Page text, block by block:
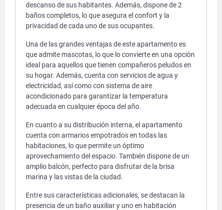
descanso de sus habitantes. Además, dispone de 2
baños completos, lo que asegura el confort y la
privacidad de cada uno de sus ocupantes.
Una de las grandes ventajas de este apartamento es
que admite mascotas, lo que lo convierte en una opción
ideal para aquellos que tienen compañeros peludos en
su hogar. Además, cuenta con servicios de agua y
electricidad, así como con sistema de aire
acondicionado para garantizar la temperatura
adecuada en cualquier época del año.
En cuanto a su distribución interna, el apartamento
cuenta con armarios empotrados en todas las
habitaciones, lo que permite un óptimo
aprovechamiento del espacio. También dispone de un
amplio balcón, perfecto para disfrutar de la brisa
marina y las vistas de la ciudad.
Entre sus características adicionales, se destacan la
presencia de un baño auxiliar y uno en habitación